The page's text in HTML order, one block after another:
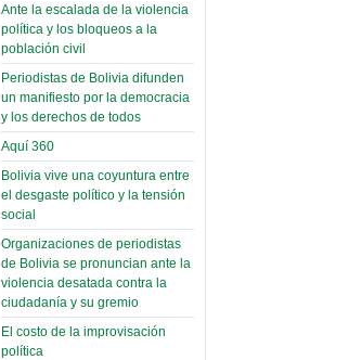
Domingo, 12 Mayo 2019
Read more...
Ante la escalada de la violencia
política y los bloqueos a la
población civil
Periodistas de Bolivia difunden
un manifiesto por la democracia
y los derechos de todos
Aquí 360
Bolivia vive una coyuntura entre
el desgaste político y la tensión
social
Organizaciones de periodistas
de Bolivia se pronuncian ante la
violencia desatada contra la
ciudadanía y su gremio
El costo de la improvisación
política